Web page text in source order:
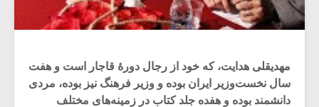
مهدیقلی هدایت، که خود از رجال دورۀ قاجار است و هفت
سال نخست‌وزیر ایران بوده و وزیر فرهنگ نیز بوده، مردی
دانشمند بوده و هفده جلد کتاب در زمینه‌های مختلف